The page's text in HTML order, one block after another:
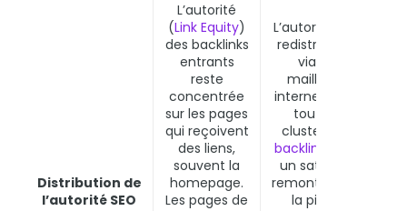
Distribution de
l’autorité SEO
L’autorité
(Link Equity)
des backlinks
entrants
reste
concentrée
sur les pages
qui reçoivent
des liens,
souvent la
homepage.
Les pages de
L’autorité est
redistribuée
via le
maillage
interne dans
tout le
cluster. Un
backlink
un satellite
remonte vers
la pilier.